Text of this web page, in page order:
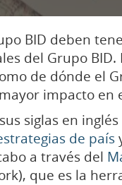
BID deben
del Grupo
de dónde el
impacto en
siglas en
de país
a través del
que es la